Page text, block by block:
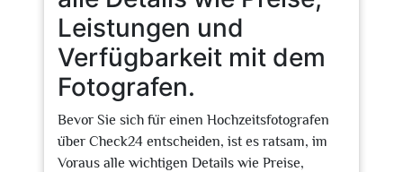
Leistungen und
Verfügbarkeit mit dem
Fotografen.
Bevor Sie sich für einen Hochzeitsfotografen
über Check24 entscheiden, ist es ratsam, im
Voraus alle wichtigen Details wie Preise,